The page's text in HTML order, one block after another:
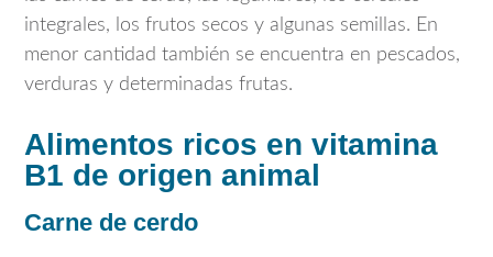
integrales, los frutos secos y algunas semillas. En
menor cantidad también se encuentra en pescados,
verduras y determinadas frutas.
Alimentos ricos en vitamina
B1 de origen animal
Carne de cerdo